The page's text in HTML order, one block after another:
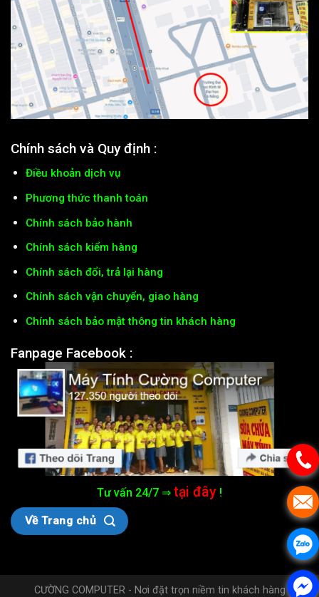
Chính sách và Quy định :
Điều khoản dịch vụ
Phương thức thanh toán
Chính sách bảo hành
Chính sách kiểm hàng
Chính sách đổi, trả lại hàng
Chính sách vận chuyển, giao hàng
Chính sách bảo mật thông tin khách hàng
Fanpage Facebook :
Tư vấn 24/7 ⇒ tại đây !
Về Trang chủ
CƯỜNG COMPUTER - Nơi đặt trọn niềm tin khách hàng